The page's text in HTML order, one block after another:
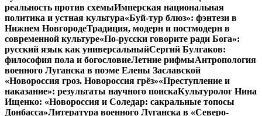
реальность против схемыИмперская национальная
политика и устная культура«Буй-тур блюз»: фэнтези в
Нижнем НовгородеТрадиция, модерн и постмодерн в
современной культуре«По-русски говорите ради Бога»:
русский язык как универсальныйСергий Булгаков:
философия пола и богословиеЛетние рифмыАнтропология
военного Луганска в поэме Елены Заславской
«Новороссия гроз. Новороссия грёз»«Преступление и
наказание»: результаты научного поискаКультуролог Нина
Ищенко: «Новороссия и Соледар: сакральные топосы
Донбасса»Литература военного Луганска в «Северо-